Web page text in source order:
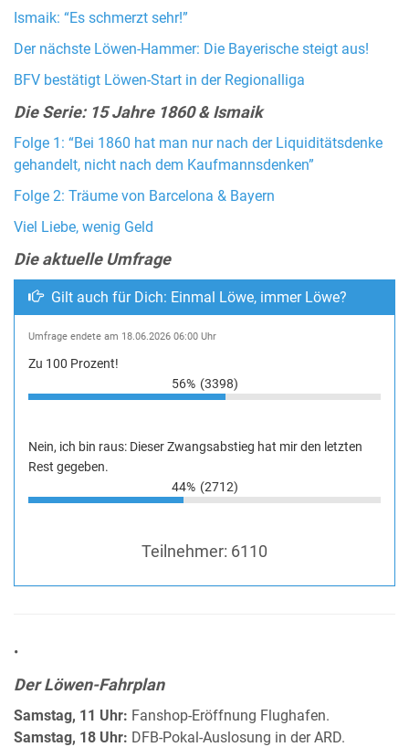
Ismaik: “Es schmerzt sehr!”
Der nächste Löwen-Hammer: Die Bayerische steigt aus!
BFV bestätigt Löwen-Start in der Regionalliga
Die Serie: 15 Jahre 1860 & Ismaik
Folge 1: “Bei 1860 hat man nur nach der Liquiditätsdenke
gehandelt, nicht nach dem Kaufmannsdenken”
Folge 2: Träume von Barcelona & Bayern
Viel Liebe, wenig Geld
Die aktuelle Umfrage
Gilt auch für Dich: Einmal Löwe, immer Löwe?
Umfrage endete am 18.06.2026 06:00 Uhr
Zu 100 Prozent!
56% (3398)
Nein, ich bin raus: Dieser Zwangsabstieg hat mir den letzten
Rest gegeben.
44% (2712)
Teilnehmer: 6110
•
Der Löwen-Fahrplan
Samstag, 11 Uhr: Fanshop-Eröffnung Flughafen.
Samstag, 18 Uhr: DFB-Pokal-Auslosung in der ARD.